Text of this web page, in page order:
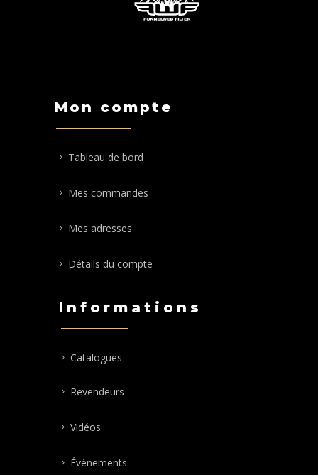
Mon compte
Tableau de bord
Mes commandes
Mes adresses
Détails du compte
Informations
Catalogues
Revendeurs
Vidéos
Évènements